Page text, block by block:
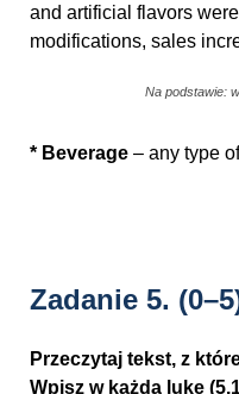
and artificial flavors
modifications, sales
Na podstawie:
* Beverage – any type
Zadanie 5.
Przeczytaj tekst, z
Wpisz w każdą lukę